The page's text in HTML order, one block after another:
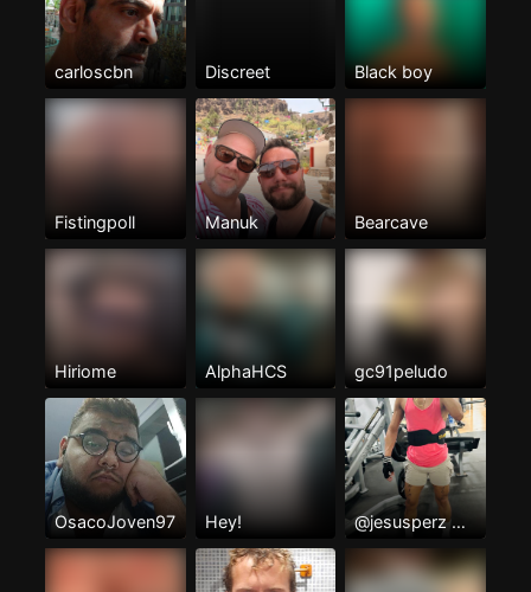
carloscbn Discreet Black boy
Fistingpoll Manuk Bearcave
Hiriome AlphaHCS gc91peludo
OsacoJoven97 Hey! @jesusperz mi telegram